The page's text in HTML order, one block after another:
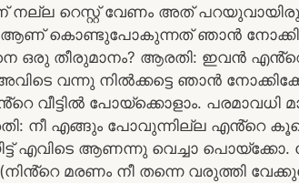
നല്ല റെസ്റ്റ് വേണം അത്
ആണ് കൊണ്ടുപോകുന്നത് ഞാൻ
ഒരു തീരുമാനം? ആരതി: ഇവൻ
വന്നു നിൽക്കട്ടെ ഞാൻ
വീട്ടിൽ പോയ്ക്കൊളാം. പരമാവധി
നീ എങ്ങും പോവുന്നില്ല എൻ്റെ കൂടെ
എവിടെ ആണന്നു വെച്ചാ
(നിൻ്റെ മരണം നീ തന്നെ വരുത്തി